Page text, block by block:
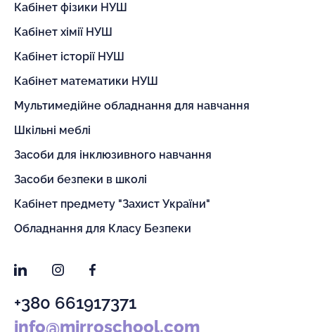
Кабінет фізики НУШ
Кабінет хімії НУШ
Кабінет історії НУШ
Кабінет математики НУШ
Мультимедійне обладнання для навчання
Шкільні меблі
Засоби для інклюзивного навчання
Засоби безпеки в школі
Кабінет предмету "Захист України"
Обладнання для Класу Безпеки
LinkedInInstagramFacebook
+380 661917371
info@mirroschool.com